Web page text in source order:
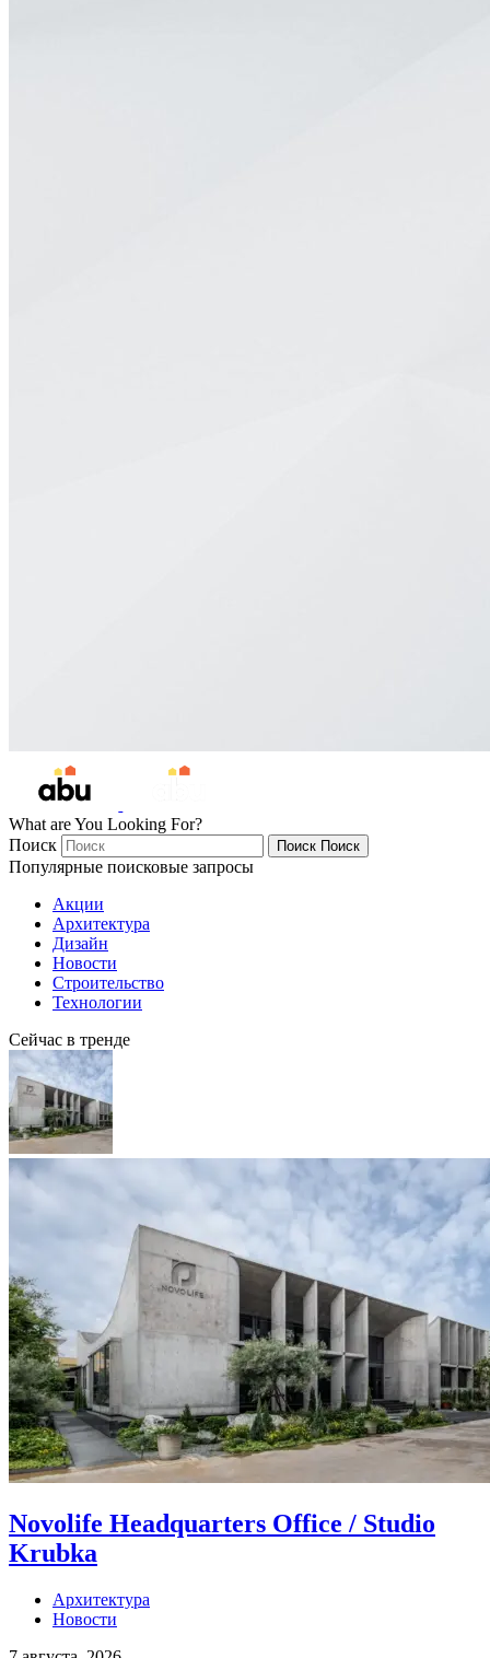
What are You Looking For?
Поиск
Поиск Поиск
Популярные поисковые запросы
Акции
Архитектура
Дизайн
Новости
Строительство
Технологии
Сейчас в тренде
Novolife Headquarters Office / Studio
Krubka
Архитектура
Новости